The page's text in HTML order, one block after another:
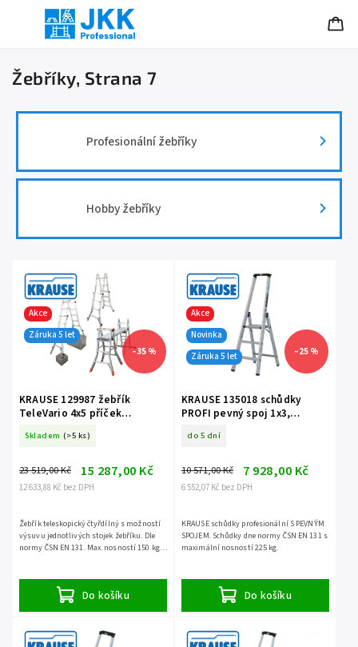
Žebříky, Strana 7
Profesionální žebříky
Hobby žebříky
Akce
Záruka 5 let
–35 %
KRAUSE 129987 žebřík
TeleVario 4x5 příček
Skladem (>5 ks)
12 633,88 Kč bez DPH
23 519,00 Kč 15 287,00 Kč
Do košíku
Žebřík teleskopický čtyřdílný s možností
výsuvu jednotlivých stojek žebříku. Dle
normy ČSN EN 131. Max. nosností 150 kg,
Akce
Novinka
Záruka 5 let
–25 %
KRAUSE 135018 schůdky
PROFI pevný spoj 1x3,
do 5 dní
6 552,07 Kč bez DPH
10 571,00 Kč 7 928,00 Kč
Do košíku
KRAUSE schůdky profesionální S PEVNÝM
SPOJEM. Schůdky dne normy ČSN EN 131 s
maximální nosností 225 kg.